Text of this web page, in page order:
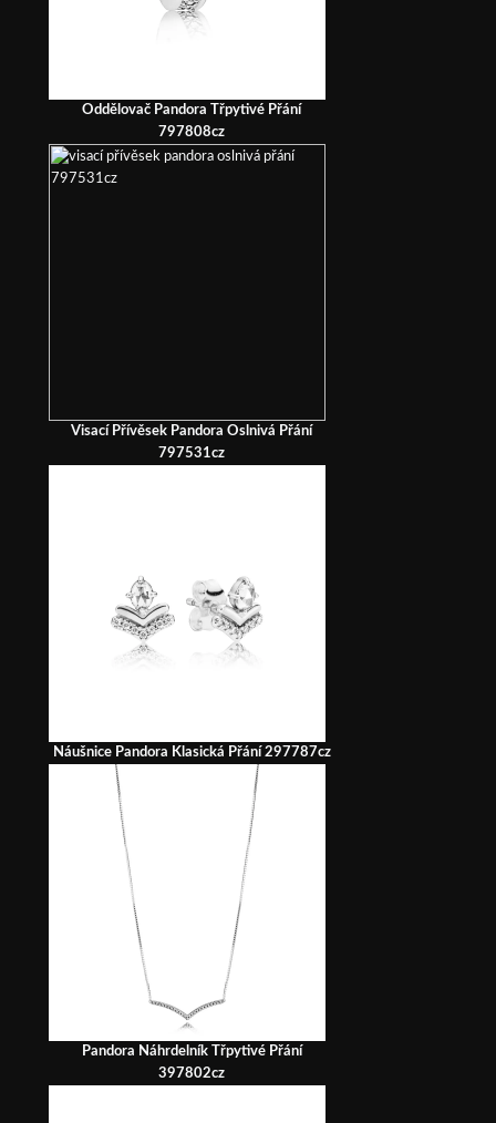
Oddělovač Pandora Třpytivé Přání
797808cz
Visací Přívěsek Pandora Oslnivá Přání
797531cz
Náušnice Pandora Klasická Přání 297787cz
Pandora Náhrdelník Třpytivé Přání
397802cz